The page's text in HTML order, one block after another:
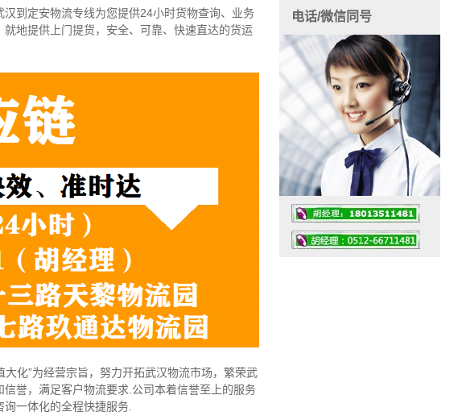
到定安物流专线为您提供24小时货物查询、业务
地提供上门提货，安全、可靠、快速直达的货运
化”为经营宗旨，努力开拓武汉物流市场，繁荣武
誉，满足客户物流要求.公司本着信誉至上的服务
一体化的全程快捷服务.
电话/微信同号